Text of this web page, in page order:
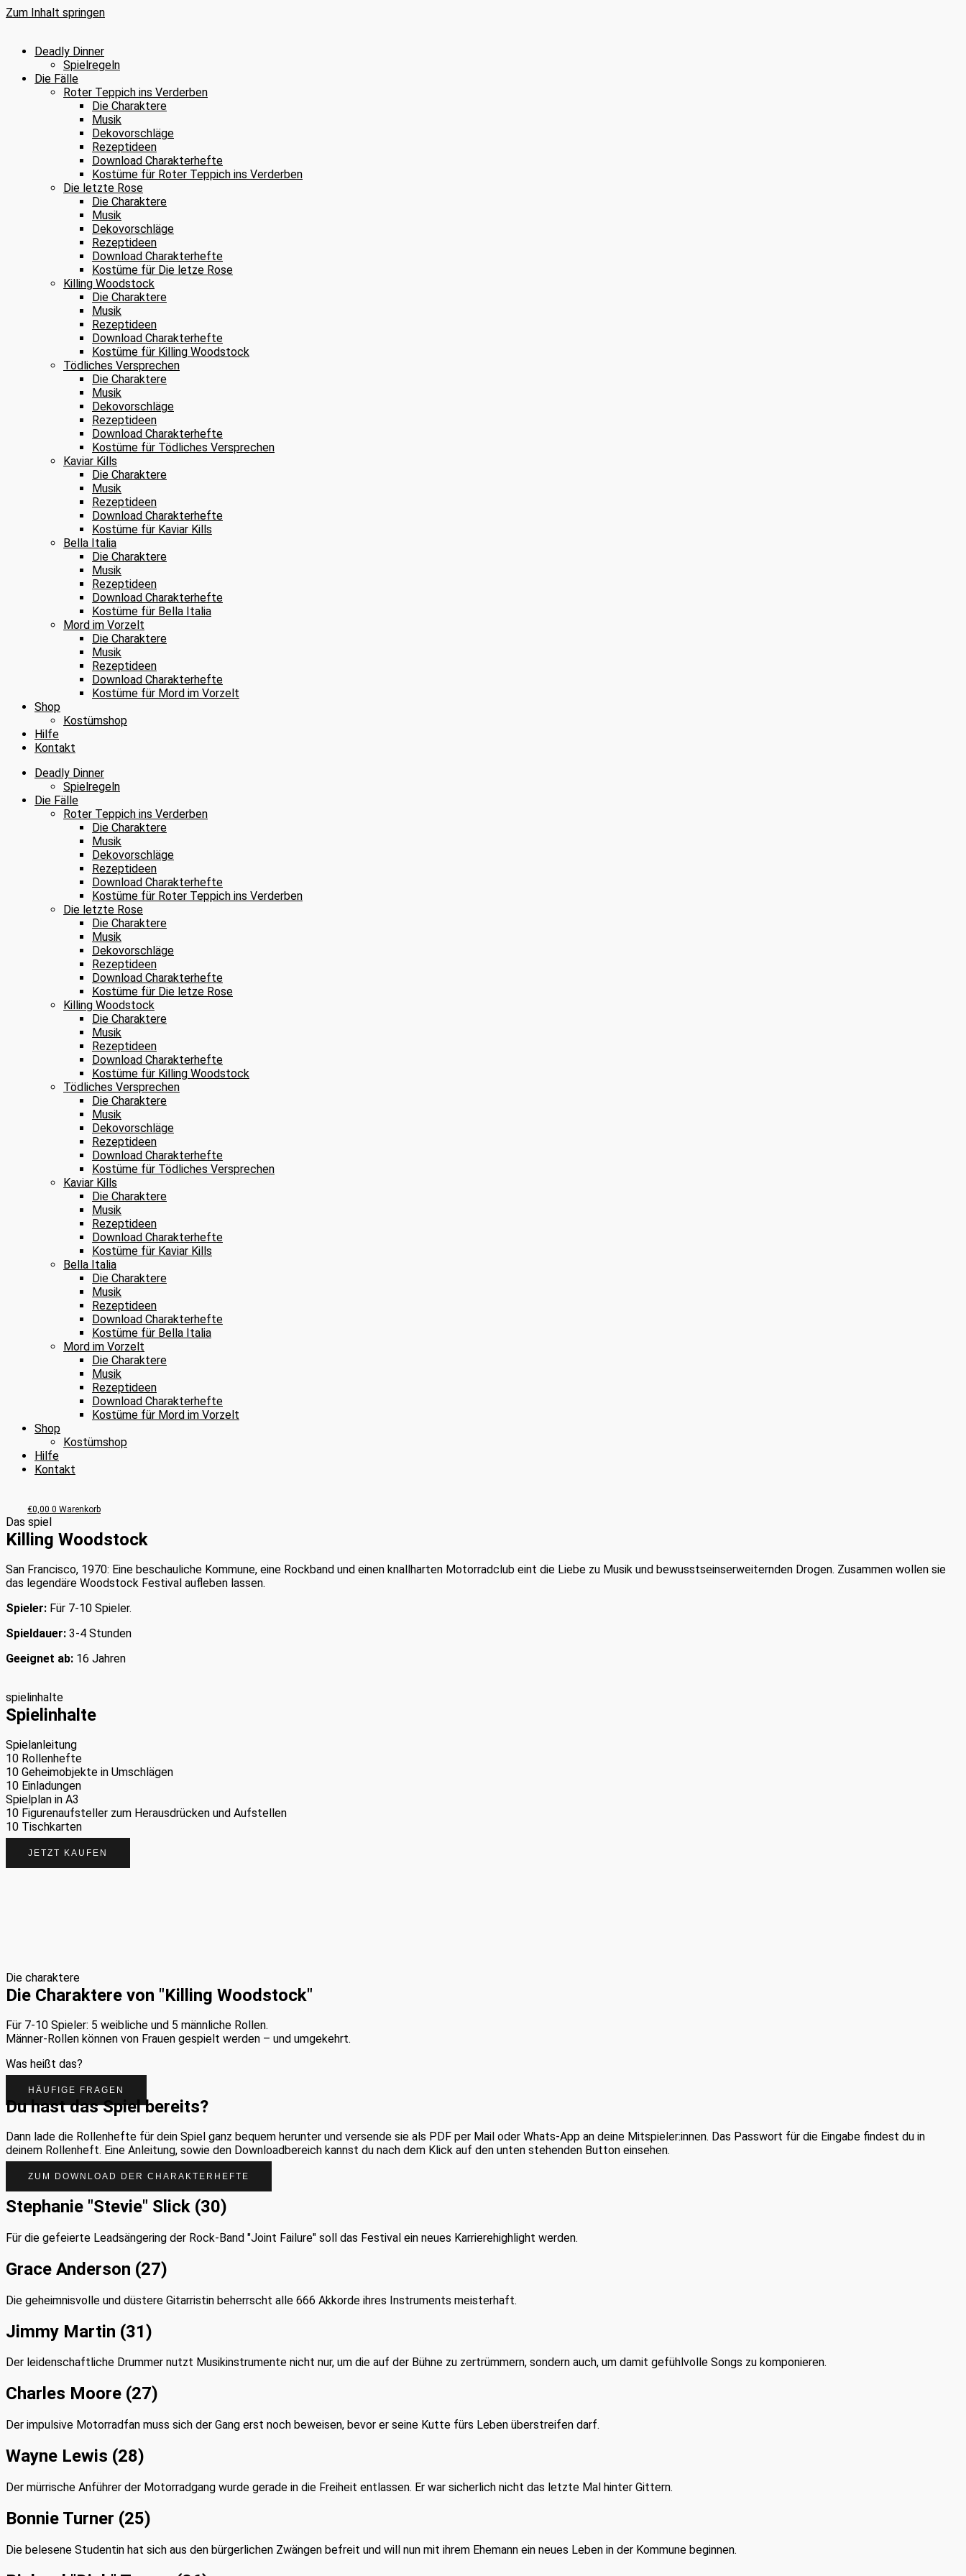
Zum Inhalt springen
Deadly Dinner
Spielregeln
Die Fälle
Roter Teppich ins Verderben
Die Charaktere
Musik
Dekovorschläge
Rezeptideen
Download Charakterhefte
Kostüme für Roter Teppich ins Verderben
Die letzte Rose
Die Charaktere
Musik
Dekovorschläge
Rezeptideen
Download Charakterhefte
Kostüme für Die letze Rose
Killing Woodstock
Die Charaktere
Musik
Rezeptideen
Download Charakterhefte
Kostüme für Killing Woodstock
Tödliches Versprechen
Die Charaktere
Musik
Dekovorschläge
Rezeptideen
Download Charakterhefte
Kostüme für Tödliches Versprechen
Kaviar Kills
Die Charaktere
Musik
Rezeptideen
Download Charakterhefte
Kostüme für Kaviar Kills
Bella Italia
Die Charaktere
Musik
Rezeptideen
Download Charakterhefte
Kostüme für Bella Italia
Mord im Vorzelt
Die Charaktere
Musik
Rezeptideen
Download Charakterhefte
Kostüme für Mord im Vorzelt
Shop
Kostümshop
Hilfe
Kontakt
Deadly Dinner
Spielregeln
Die Fälle
Roter Teppich ins Verderben
Die Charaktere
Musik
Dekovorschläge
Rezeptideen
Download Charakterhefte
Kostüme für Roter Teppich ins Verderben
Die letzte Rose
Die Charaktere
Musik
Dekovorschläge
Rezeptideen
Download Charakterhefte
Kostüme für Die letze Rose
Killing Woodstock
Die Charaktere
Musik
Rezeptideen
Download Charakterhefte
Kostüme für Killing Woodstock
Tödliches Versprechen
Die Charaktere
Musik
Dekovorschläge
Rezeptideen
Download Charakterhefte
Kostüme für Tödliches Versprechen
Kaviar Kills
Die Charaktere
Musik
Rezeptideen
Download Charakterhefte
Kostüme für Kaviar Kills
Bella Italia
Die Charaktere
Musik
Rezeptideen
Download Charakterhefte
Kostüme für Bella Italia
Mord im Vorzelt
Die Charaktere
Musik
Rezeptideen
Download Charakterhefte
Kostüme für Mord im Vorzelt
Shop
Kostümshop
Hilfe
Kontakt
€0,00 0 Warenkorb
Das spiel
Killing Woodstock
San Francisco, 1970: Eine beschauliche Kommune, eine Rockband und einen knallharten Motorradclub eint die Liebe zu Musik und bewusstseinserweiternden Drogen. Zusammen wollen sie
das legendäre Woodstock Festival aufleben lassen.
Spieler: Für 7-10 Spieler.
Spieldauer: 3-4 Stunden
Geeignet ab: 16 Jahren
spielinhalte
Spielinhalte
Spielanleitung
10 Rollenhefte
10 Geheimobjekte in Umschlägen
10 Einladungen
Spielplan in A3
10 Figurenaufsteller zum Herausdrücken und Aufstellen
10 Tischkarten
JETZT KAUFEN
Die charaktere
Die Charaktere von "Killing Woodstock"
Für 7-10 Spieler: 5 weibliche und 5 männliche Rollen.
Männer-Rollen können von Frauen gespielt werden – und umgekehrt.
Was heißt das?
HÄUFIGE FRAGEN
Du hast das Spiel bereits?
Dann lade die Rollenhefte für dein Spiel ganz bequem herunter und versende sie als PDF per Mail oder Whats-App an deine Mitspieler:innen. Das Passwort für die Eingabe findest du in
deinem Rollenheft. Eine Anleitung, sowie den Downloadbereich kannst du nach dem Klick auf den unten stehenden Button einsehen.
ZUM DOWNLOAD DER CHARAKTERHEFTE
Stephanie "Stevie" Slick (30)
Für die gefeierte Leadsängering der Rock-Band "Joint Failure" soll das Festival ein neues Karrierehighlight werden.
Grace Anderson (27)
Die geheimnisvolle und düstere Gitarristin beherrscht alle 666 Akkorde ihres Instruments meisterhaft.
Jimmy Martin (31)
Der leidenschaftliche Drummer nutzt Musikinstrumente nicht nur, um die auf der Bühne zu zertrümmern, sondern auch, um damit gefühlvolle Songs zu komponieren.
Charles Moore (27)
Der impulsive Motorradfan muss sich der Gang erst noch beweisen, bevor er seine Kutte fürs Leben überstreifen darf.
Wayne Lewis (28)
Der mürrische Anführer der Motorradgang wurde gerade in die Freiheit entlassen. Er war sicherlich nicht das letzte Mal hinter Gittern.
Bonnie Turner (25)
Die belesene Studentin hat sich aus den bürgerlichen Zwängen befreit und will nun mit ihrem Ehemann ein neues Leben in der Kommune beginnen.